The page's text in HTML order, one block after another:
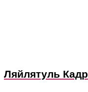
Ляйлятуль Кадр